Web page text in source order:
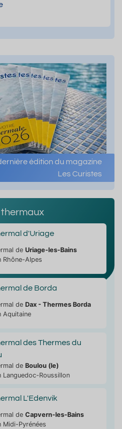
édition du magazine
Les Curistes
thermaux
d'Uriage
de Uriage-les-Bains
Rhône-Alpes
de Borda
de Dax - Thermes Borda
Aquitaine
des Thermes du
de Boulou (le)
Languedoc-Roussillon
L'Edenvik
de Capvern-les-Bains
Midi-Pyrénées